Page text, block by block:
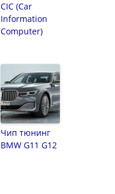
CIC (Car
Information
Computer)
Чип тюнинг
BMW G11 G12